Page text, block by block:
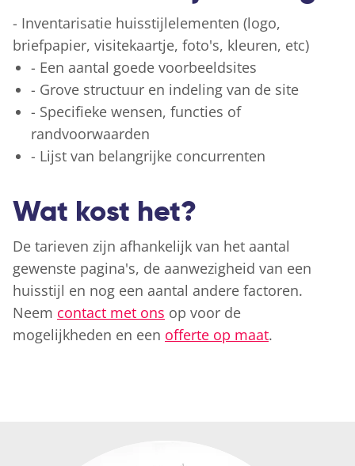
- Inventarisatie huisstijlelementen (logo,
briefpapier, visitekaartje, foto's, kleuren, etc)
- Een aantal goede voorbeeldsites
- Grove structuur en indeling van de site
- Specifieke wensen, functies of
randvoorwaarden
- Lijst van belangrijke concurrenten
Wat kost het?
De tarieven zijn afhankelijk van het aantal
gewenste pagina's, de aanwezigheid van een
huisstijl en nog een aantal andere factoren.
Neem contact met ons op voor de
mogelijkheden en een offerte op maat.